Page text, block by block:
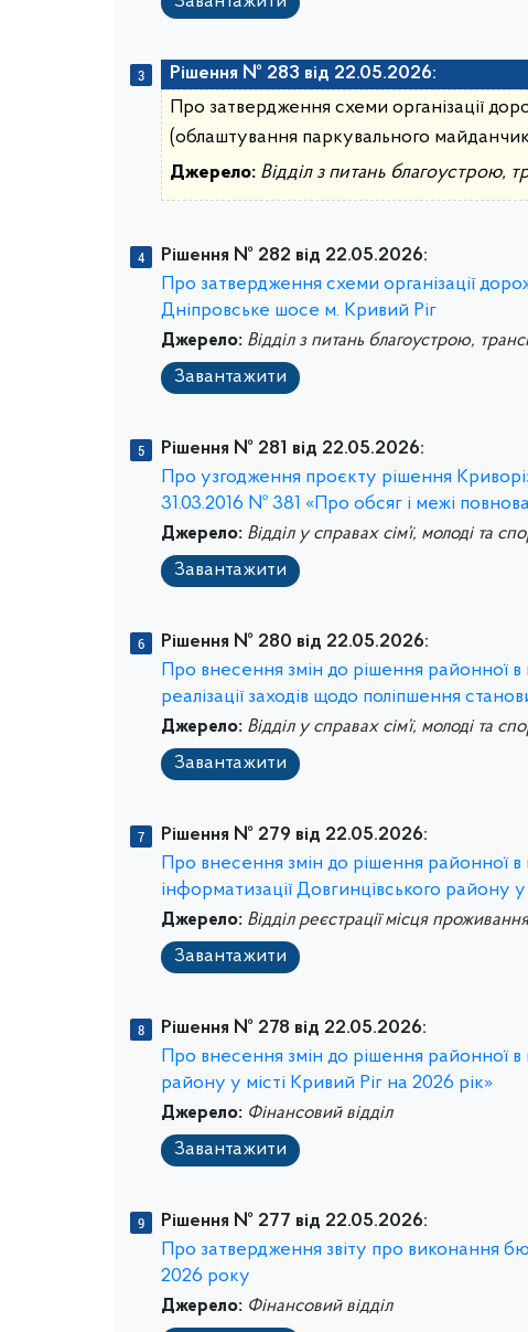
Рішення № 283 від 22.05.2026:
Про затвердження схеми організації
(облаштування паркувального
Джерело: Відділ з питань благоустрою,
Рішення № 282 від 22.05.2026:
Про затвердження схеми організації
Дніпровське шосе м. Кривий Ріг
Джерело: Відділ з питань благоустрою,
Завантажити
Рішення № 281 від 22.05.2026:
Про узгодження проєкту рішення
31.03.2016 № 381 «Про обсяг і межі
Джерело: Відділ у справах сім’ї, молоді та
Завантажити
Рішення № 280 від 22.05.2026:
Про внесення змін до рішення районної
реалізації заходів щодо поліпшення
Джерело: Відділ у справах сім’ї, молоді та
Завантажити
Рішення № 279 від 22.05.2026:
Про внесення змін до рішення районної
інформатизації Довгинцівського району
Джерело: Відділ реєстрації місця
Завантажити
Рішення № 278 від 22.05.2026:
Про внесення змін до рішення районної
району у місті Кривий Ріг на 2026 рік»
Джерело: Фінансовий відділ
Завантажити
Рішення № 277 від 22.05.2026:
Про затвердження звіту про виконання
2026 року
Джерело: Фінансовий відділ